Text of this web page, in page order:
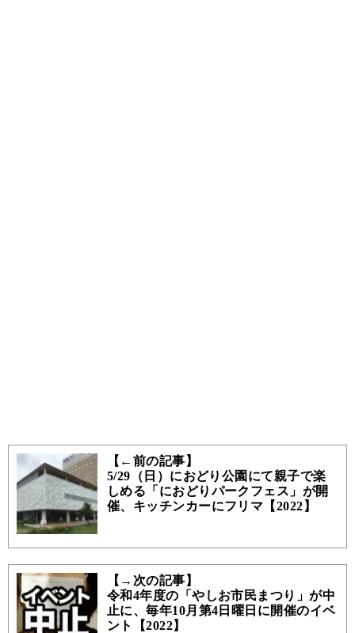
【←前の記事】
5/29（日）におどり公園にて親子で楽
しめる「におどりパークフェス」が開
催、キッチンカーにフリマ【2022】
【→次の記事】
令和4年度の「やしお市民まつり」が中
止に、毎年10月第4日曜日に開催のイベ
ント【2022】